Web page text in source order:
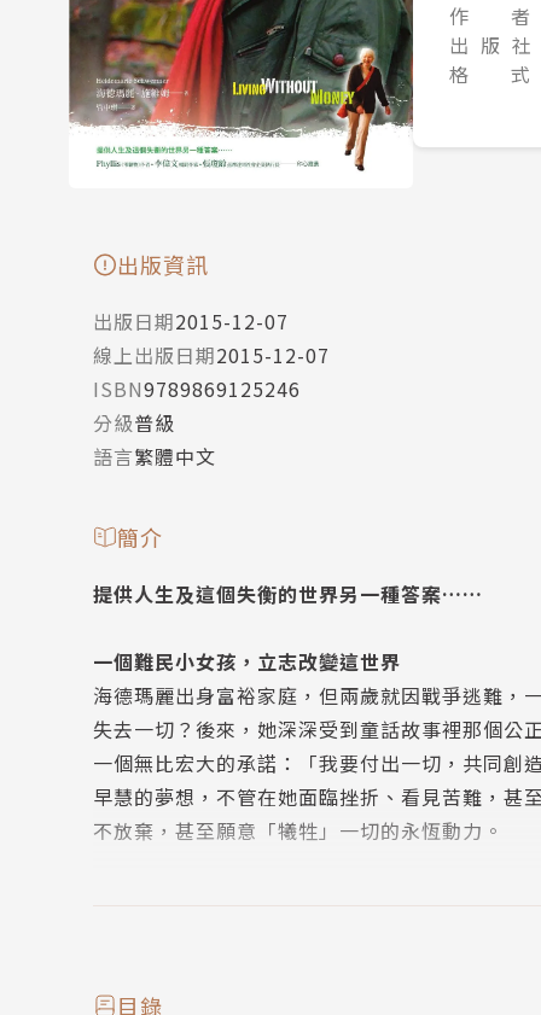
作 者
出 版 社
格 式
出版資訊
出版日期2015-12-07
線上出版日期2015-12-07
ISBN9789869125246
分級普級
語言繁體中文
簡介
提供人生及這個失衡的世界另一種答案……
一個難民小女孩，立志改變這世界
海德瑪麗出身富裕家庭，但兩歲就因戰爭逃難，
失去一切？後來，她深深受到童話故事裡那個公
一個無比宏大的承諾：「我要付出一切，共同創
早慧的夢想，不管在她面臨挫折、看見苦難，甚
不放棄，甚至願意「犧牲」一切的永恆動力。
海德瑪麗認為，人的價值不應該由錢來決定，
放給所有人以交換的方式，貢獻自己的專長，
決生活中的各種需求。雖然過程中新的挑戰層出
目錄